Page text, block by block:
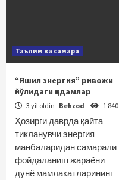
Таълим ва самара
“Яшил энергия” ривожи
йўлидаги қадамлар
3 yil oldin Behzod 1 840
Ҳозирги даврда қайта
тикланувчи энергия
манбаларидан самарали
фойдаланиш жараёни
дунё мамлакатларининг